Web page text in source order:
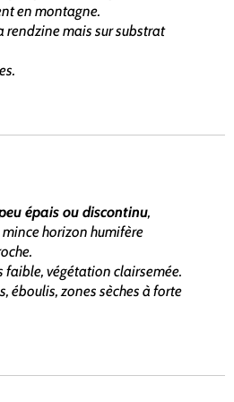
en montagne.
mais sur substrat
épais ou discontinu,
horizon humifère
faible, végétation clairsemée.
éboulis, zones sèches à forte